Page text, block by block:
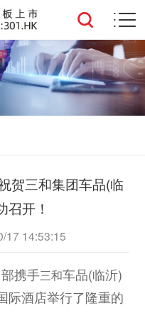
贺三和集团车品(临
召开！
17 14:53:15
携手三和车品(临沂)
际酒店举行了隆重的